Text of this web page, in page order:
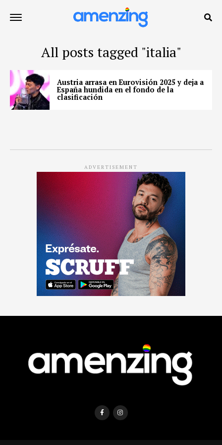
All posts tagged "italia"
Austria arrasa en Eurovisión 2025 y deja a
España hundida en el fondo de la
clasificación
ADVERTISEMENT